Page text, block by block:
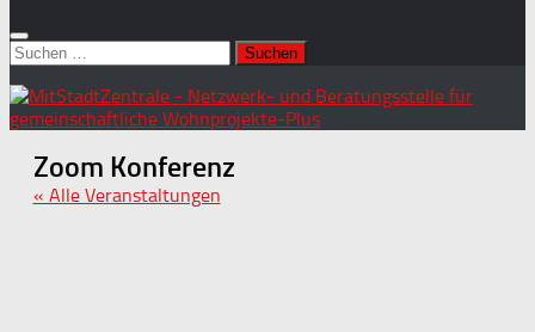
Suchen
nach:
Zoom Konferenz
« Alle Veranstaltungen